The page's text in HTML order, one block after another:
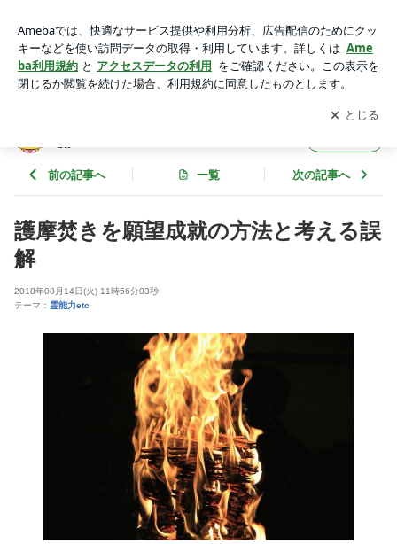
ばり！ powered by Ameba
アプリをダウンロードして ブログの更新通知
を受け取りまし
ょう。
開く
ba
前の記事へ 一覧 次の記事へ
護摩焚きを願望成就の方法と考える誤
解
2018年08月14日(火) 11時56分03秒
テーマ： 霊能力etc